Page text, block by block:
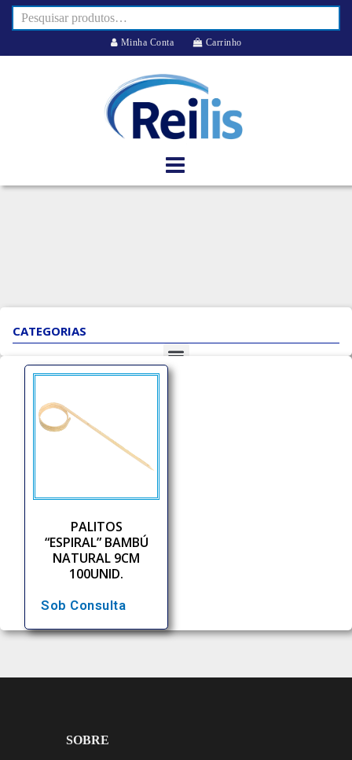
Minha Conta Carrinho
CATEGORIAS
PALITOS
“ESPIRAL” BAMBÚ
NATURAL 9CM
100UNID.
Sob Consulta
SOBRE